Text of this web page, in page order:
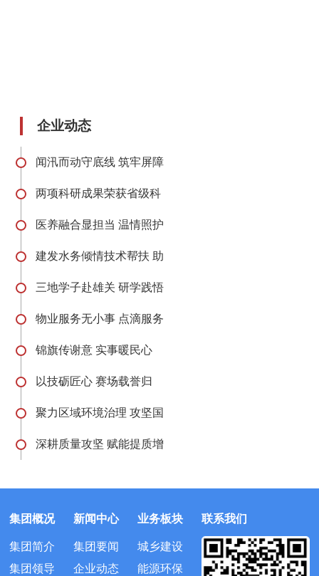
企业动态
闻汛而动守底线 筑牢屏障
两项科研成果荣获省级科
医养融合显担当 温情照护
建发水务倾情技术帮扶 助
三地学子赴雄关 研学践悟
物业服务无小事 点滴服务
锦旗传谢意 实事暖民心
以技砺匠心 赛场载誉归
聚力区域环境治理 攻坚国
深耕质量攻坚 赋能提质增
集团概况
集团简介
集团领导
新闻中心
集团要闻
企业动态
业务板块
城乡建设
能源环保
联系我们